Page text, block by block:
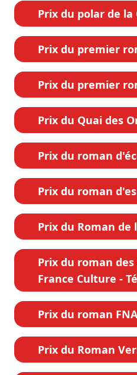
Prix du polar de
Prix du premier
Prix du premier
Prix du Quai des
Prix du roman
Prix du roman
Prix du Roman de
Prix du roman
France Culture -
Prix du roman
Prix du Roman